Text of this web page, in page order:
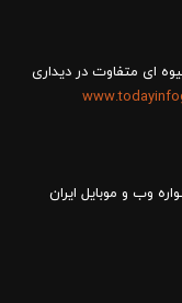
وب و موبایل ایران